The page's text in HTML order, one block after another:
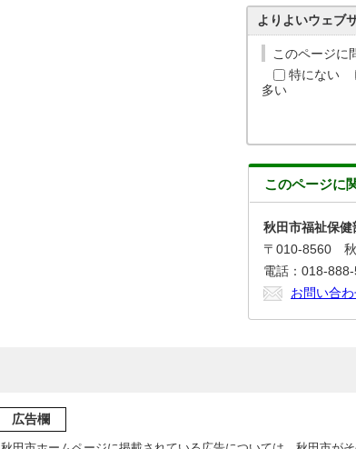
よりよいウェブ
このページに
特にない
多い
このページに
秋田市福祉保
〒010-8560
電話：018-
お問い合
広告欄